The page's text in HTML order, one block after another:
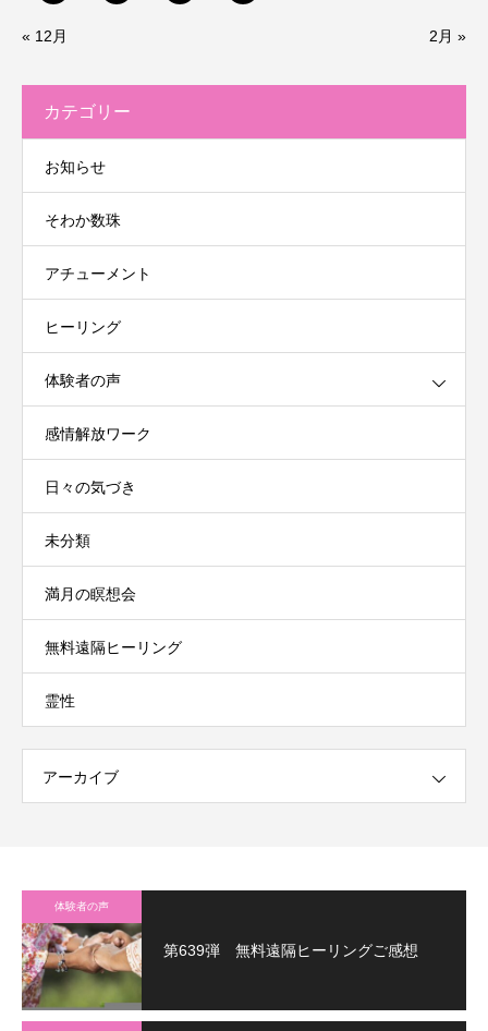
« 12月 2月 »
カテゴリー
お知らせ
そわか数珠
アチューメント
ヒーリング
体験者の声
感情解放ワーク
日々の気づき
未分類
満月の瞑想会
無料遠隔ヒーリング
霊性
アーカイブ
体験者の声
第639弾 無料遠隔ヒーリングご感想